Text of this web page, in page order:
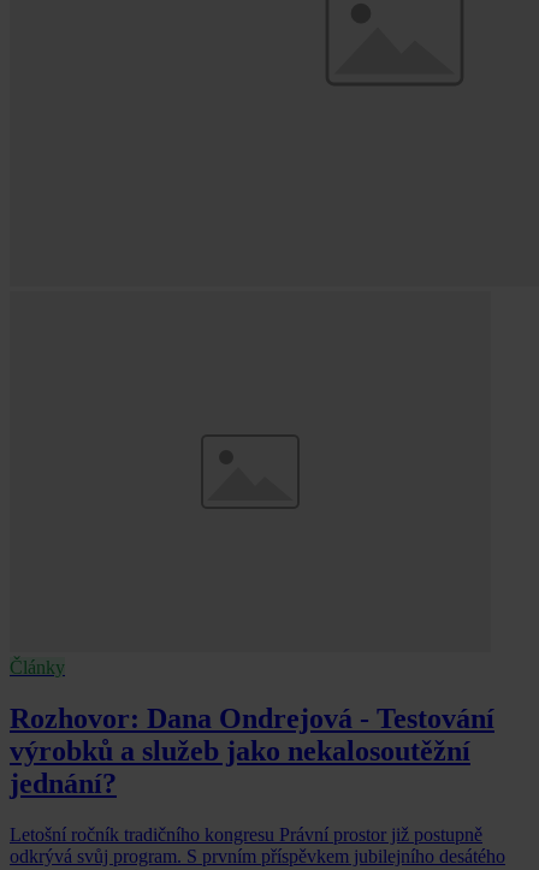
Články
Rozhovor: Dana Ondrejová - Testování
výrobků a služeb jako nekalosoutěžní
jednání?
Letošní ročník tradičního kongresu Právní prostor již postupně
odkrývá svůj program. S prvním příspěvkem jubilejního desátého